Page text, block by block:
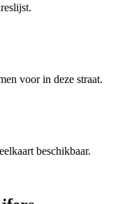
voor in deze straat.
beschikbaar.